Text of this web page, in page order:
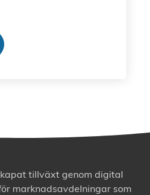
tillväxt genom digital
marknadsavdelningar som